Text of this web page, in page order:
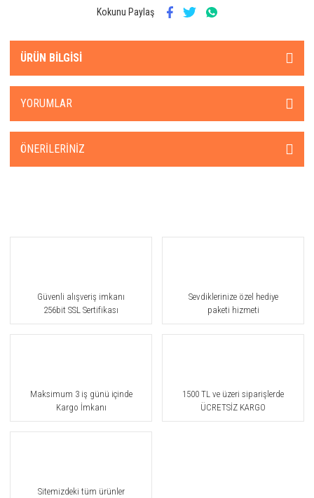
Kokunu Paylaş
ÜRÜN BILGISI
YORUMLAR
ÖNERILERINIZ
Güvenli alışveriş imkanı
256bit SSL Sertifikası
Sevdiklerinize özel hediye
paketi hizmeti
Maksimum 3 iş günü içinde
Kargo İmkanı
1500 TL ve üzeri siparişlerde
ÜCRETSİZ KARGO
Sitemizdeki tüm ürünler